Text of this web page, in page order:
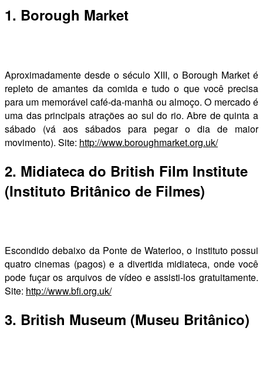
1. Borough Market
Aproximadamente desde o século XIII, o Borough Market é
repleto de amantes da comida e tudo o que você precisa
para um memorável café-da-manhã ou almoço. O mercado é
uma das principais atrações ao sul do rio. Abre de quinta a
sábado (vá aos sábados para pegar o dia de maior
movimento). Site: http://www.boroughmarket.org.uk/
2. Midiateca do British Film Institute
(Instituto Britânico de Filmes)
Escondido debaixo da Ponte de Waterloo, o instituto possui
quatro cinemas (pagos) e a divertida midiateca, onde você
pode fuçar os arquivos de vídeo e assisti-los gratuitamente.
Site: http://www.bfi.org.uk/
3. British Museum (Museu Britânico)